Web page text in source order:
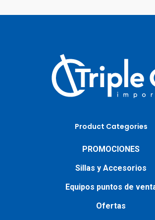
Product Categories
PROMOCIONES
Sillas y Accesorios
Equipos puntos de
Ofertas